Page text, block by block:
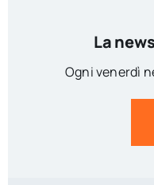
La
Ogni venerdì